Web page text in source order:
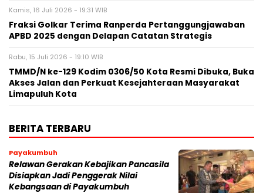
Kamis, 16 Juli 2026 - 19:31 WIB
Fraksi Golkar Terima Ranperda Pertanggungjawaban
APBD 2025 dengan Delapan Catatan Strategis
Rabu, 15 Juli 2026 - 19:10 WIB
TMMD/N ke-129 Kodim 0306/50 Kota Resmi Dibuka, Buka
Akses Jalan dan Perkuat Kesejahteraan Masyarakat
Limapuluh Kota
BERITA TERBARU
Payakumbuh
Relawan Gerakan Kebajikan Pancasila
Disiapkan Jadi Penggerak Nilai
Kebangsaan di Payakumbuh